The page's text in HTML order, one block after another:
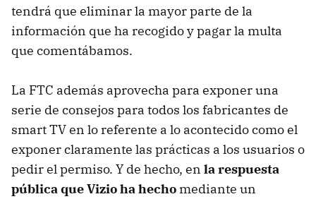
tendrá que eliminar la mayor parte de la
información que ha recogido y pagar la multa
que comentábamos.
La FTC además aprovecha para exponer una
serie de consejos para todos los fabricantes de
smart TV en lo referente a lo acontecido como el
exponer claramente las prácticas a los usuarios o
pedir el permiso. Y de hecho, en la respuesta
pública que Vizio ha hecho mediante un